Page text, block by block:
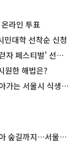
라인 투표
민대학 선착순 신청
티벌' 선착순 5천명
원한 해법은?
시 식생활 교육' 현장
…서울둘레길 15코스